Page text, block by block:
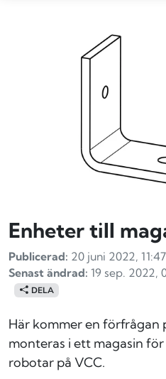
Enheter till
Publicerad: 20 juni 2022, 11:47
Senast ändrad: 19 sep. 2022,
DELA
Här kommer en förfrågan
monteras i ett magasin
robotar på VCC.